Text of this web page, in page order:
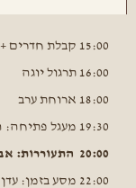
15:00 קבלת חדרים + וולקאם דרינק
16:00 תרגול יוגה
18:00 ארוחת ערב
19:30 מעגל פתיחה: היכרות והנחת כוונות
20:00 התעוררות: אביב אלוש
22:00 מסע בזמן: עדן הראל מנשה